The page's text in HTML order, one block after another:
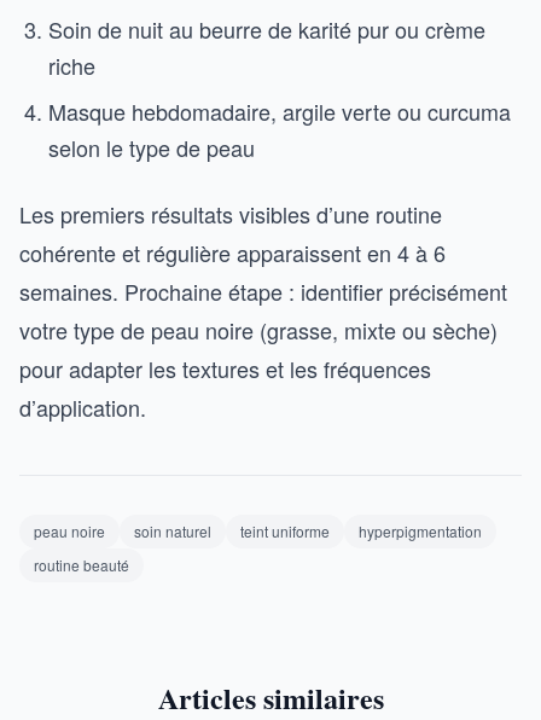
Soin de nuit au beurre de karité pur ou crème
riche
Masque hebdomadaire, argile verte ou curcuma
selon le type de peau
Les premiers résultats visibles d’une routine
cohérente et régulière apparaissent en 4 à 6
semaines. Prochaine étape : identifier précisément
votre type de peau noire (grasse, mixte ou sèche)
pour adapter les textures et les fréquences
d’application.
peau noire soin naturel teint uniforme
hyperpigmentation
routine beauté
Articles similaires